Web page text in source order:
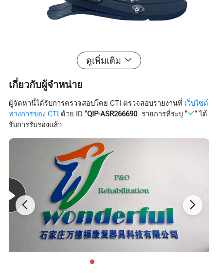
ดูเพิ่มเติม
เกี่ยวกับผู้จำหน่าย
ผู้จัดหานี้ได้รับการตรวจสอบโดย CTI ตรวจสอบรายงานที่ เว็บไซต์
ทางการของ CTI ด้วย ID "QIP-ASR266690" รายการที่ระบุ "
" ได้
รับการรับรองแล้ว